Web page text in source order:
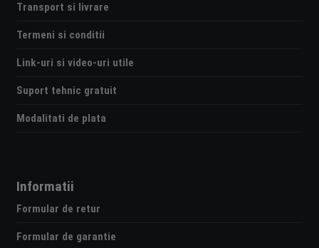
Transport si livrare
Termeni si conditii
Link-uri si video-uri utile
Suport tehnic gratuit
Modalitati de plata
Informatii
Formular de retur
Formular de garantie